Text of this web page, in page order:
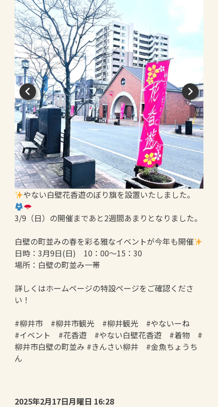
やない白壁花香遊のぼり旗を設置いたしました。
3/9（日）の開催まであと2週間あまりとなりました。
白壁の町並みの春を彩る雅なイベントが今年も開催
日時：3月9日(日) 10：00～15：30
場所：白壁の町並み一帯
詳しくはホームページの特設ページをご確認くださ
い！
#柳井市 #柳井市観光 #柳井観光 #やないーね
#イベント #花香遊 #やない白壁花香遊 #着物 #
柳井市白壁の町並み #きんさい柳井 #金魚ちょうち
ん
2025年2月17日月曜日 16:28